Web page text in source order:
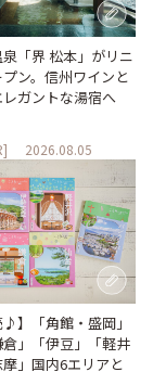
「界 松本」がリニ
ン。信州ワインと
ガントな湯宿へ
2026.08.05
♪】「角館・盛岡」
倉」「伊豆」「軽井
」国内6エリアと